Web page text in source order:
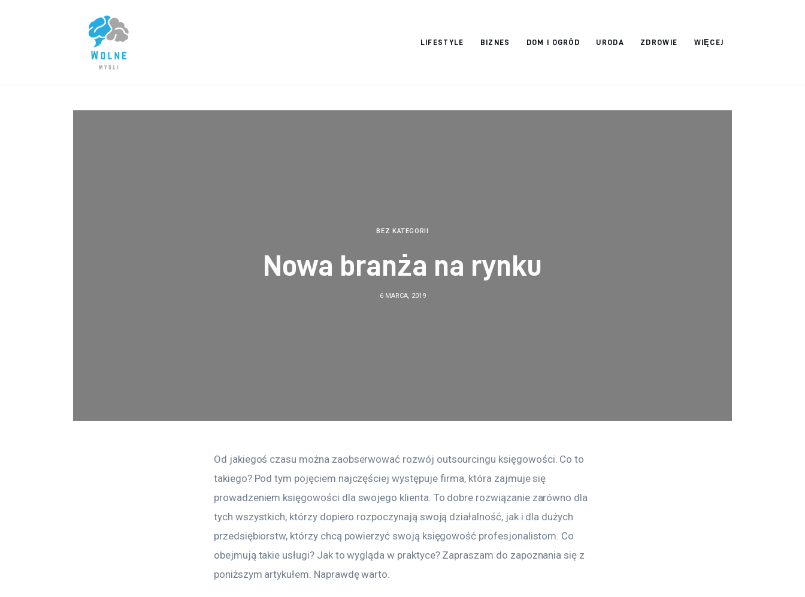
LIFESTYLE BIZNES DOM I OGRÓD URODA ZDROWIE WIĘCEJ
Vacation Dreams
BEZ KATEGORII
Nowa branża na rynku
6 MARCA, 2019
Od jakiegoś czasu można zaobserwować rozwój outsourcingu księgowości. Co to
takiego? Pod tym pojęciem najczęściej występuje firma, która zajmuje się
prowadzeniem księgowości dla swojego klienta. To dobre rozwiązanie zarówno dla
tych wszystkich, którzy dopiero rozpoczynają swoją działalność, jak i dla dużych
przedsiębiorstw, którzy chcą powierzyć swoją księgowość profesjonalistom. Co
obejmują takie usługi? Jak to wygląda w praktyce? Zapraszam do zapoznania się z
poniższym artykułem. Naprawdę warto.